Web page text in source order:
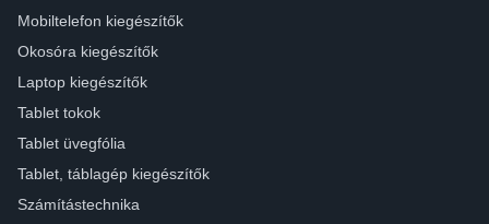
Mobiltelefon kiegészítők
Okosóra kiegészítők
Laptop kiegészítők
Tablet tokok
Tablet üvegfólia
Tablet, táblagép kiegészítők
Számítástechnika